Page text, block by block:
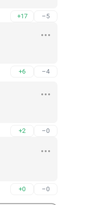
+17 –5
+6 –4
+2 –0
+0 –0